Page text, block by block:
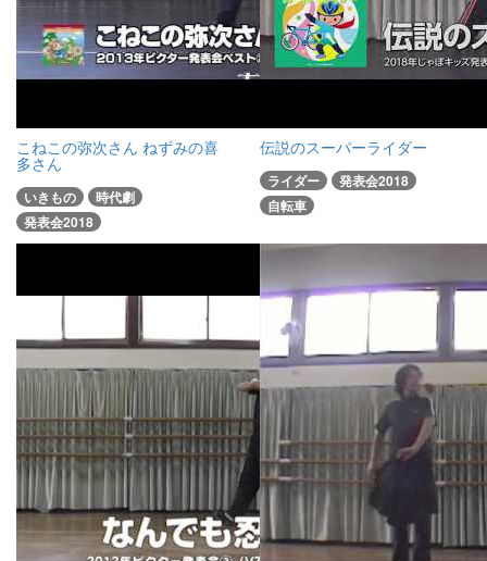
こねこの弥次さん ねずみの喜
多さん
いきもの
時代劇
発表会2018
伝説のスーパーライダー
ライダー
発表会2018
自転車